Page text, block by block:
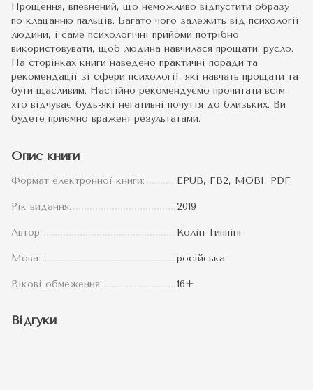
Прощення, впевнений, що неможливо відпустити образу
по клацанню пальців. Багато чого залежить від психології
людини, і саме психологічні прийоми потрібно
використовувати, щоб людина навчилася прощати. русло.
На сторінках книги наведено практичні поради та
рекомендації зі сфери психології, які навчать прощати та
бути щасливим. Настійно рекомендуємо прочитати всім,
хто відчуває будь-які негативні почуття до близьких. Ви
будете приємно вражені результатами.
Опис книги
Формат електронної книги: EPUB, FB2, MOBI, PDF
Рік видання: 2019
Автор: Колін Типпінг
Мова: російська
Вікові обмеження: 16+
Відгуки